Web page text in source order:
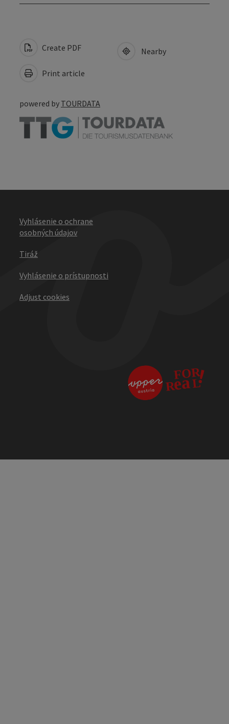
Create PDF
Print article
Nearby
powered by TOURDATA
Vyhlásenie o ochrane
osobných údajov
Tiráž
Vyhlásenie o prístupnosti
Adjust cookies